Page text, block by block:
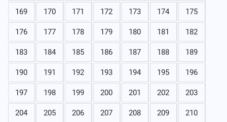
169 170 171 172 173 174 175
176 177 178 179 180 181 182
183 184 185 186 187 188 189
190 191 192 193 194 195 196
197 198 199 200 201 202 203
204 205 206 207 208 209 210